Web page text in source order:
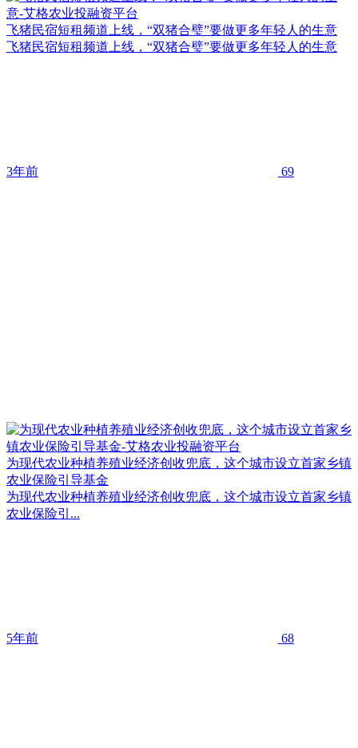
飞猪民宿短租频道上线，“双猪合璧”要做更多年轻人的生意
飞猪民宿短租频道上线，“双猪合璧”要做更多年轻人的生意
3年前 69
为现代农业种植养殖业经济创收兜底，这个城市设立首家乡镇
农业保险引导基金
为现代农业种植养殖业经济创收兜底，这个城市设立首家乡镇
农业保险引...
5年前 68